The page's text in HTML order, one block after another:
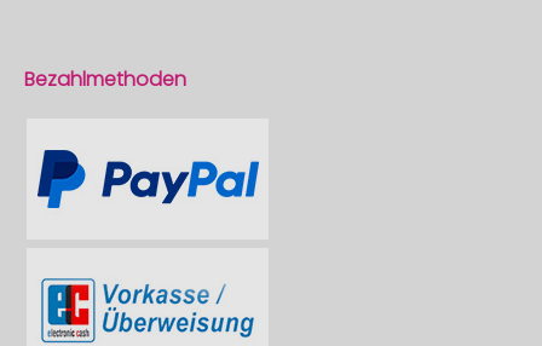
Bezahlmethoden